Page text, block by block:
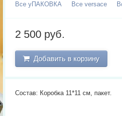
Все УПАКОВКА Все Versace
2 500 руб.
Добавить в корзину
Состав: Коробка 11*11 см, пакет.